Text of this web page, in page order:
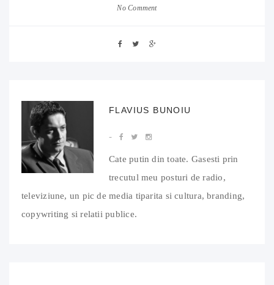
No Comment
FLAVIUS BUNOIU
Cate putin din toate. Gasesti prin
trecutul meu posturi de radio,
televiziune, un pic de media tiparita si cultura, branding,
copywriting si relatii publice.